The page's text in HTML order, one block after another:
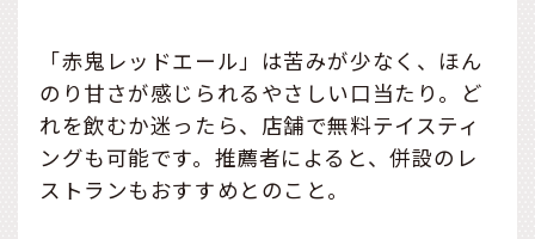
「赤鬼レッドエール」は苦みが少なく、ほん
のり甘さが感じられるやさしい口当たり。ど
れを飲むか迷ったら、店舗で無料テイスティ
ングも可能です。推薦者によると、併設のレ
ストランもおすすめとのこと。